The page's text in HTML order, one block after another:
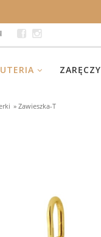
» Zawieszka-T